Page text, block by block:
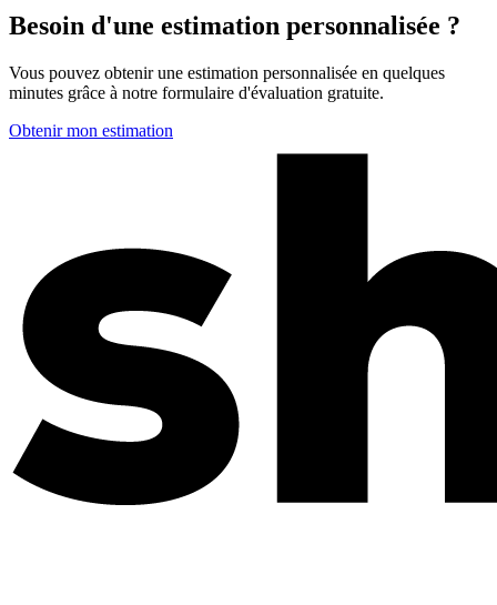
Besoin d'une estimation personnalisée ?
Vous pouvez obtenir une estimation personnalisée en quelques
minutes grâce à notre formulaire d'évaluation gratuite.
Obtenir mon estimation